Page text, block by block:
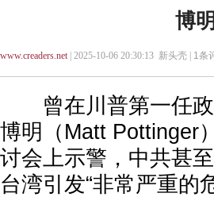
博
www.creaders.net| 2025-10-06 20:30:13 新头壳 | 1条
曾在川普第一任政
博明（Matt Pottinger
讨会上示警，中共甚
台湾引发“非常严重的